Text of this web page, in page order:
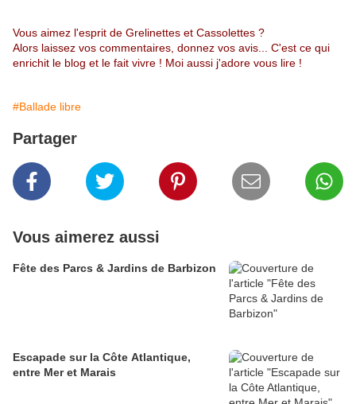
Vous aimez l'esprit de Grelinettes et Cassolettes ?
Alors laissez vos commentaires, donnez vos avis... C'est ce qui
enrichit le blog et le fait vivre ! Moi aussi j'adore vous lire !
#Ballade libre
Partager
Vous aimerez aussi
Fête des Parcs & Jardins de Barbizon
Escapade sur la Côte Atlantique,
entre Mer et Marais